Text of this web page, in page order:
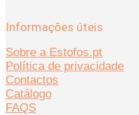
Informações úteis
Sobre a Estofos.pt
Política de privacidade
Contactos
Catálogo
FAQS